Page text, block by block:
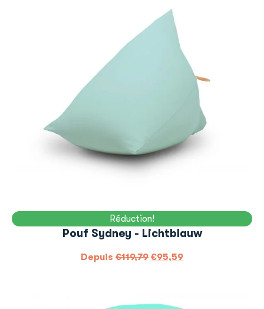
Réduction!
Pouf Sydney - Lichtblauw
Depuis €119,79 €95,59